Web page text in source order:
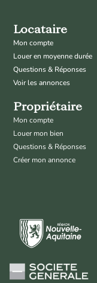
Locataire
Mon compte
Louer en moyenne durée
Questions & Réponses
Voir les annonces
Propriétaire
Mon compte
Louer mon bien
Questions & Réponses
Créer mon annonce